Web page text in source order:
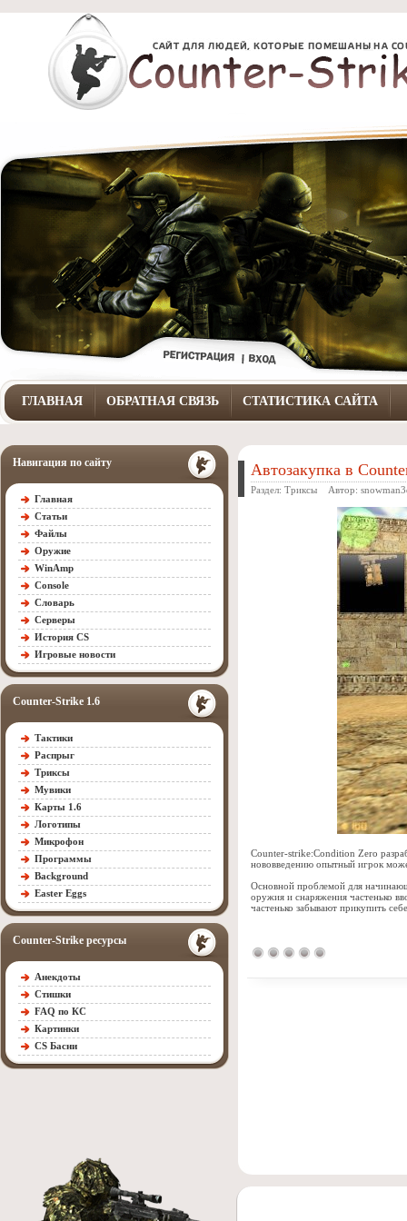
ГЛАВНАЯ ОБРАТНАЯ СВЯЗЬ СТАТИСТИКА САЙТА
Навигация по сайту
Главная
Статьи
Файлы
Оружие
WinAmp
Console
Словарь
Серверы
История CS
Игровые новости
Counter-Strike 1.6
Тактики
Распрыг
Триксы
Мувики
Карты 1.6
Логотипы
Микрофон
Программы
Background
Easter Eggs
Counter-Strike ресурсы
Анекдоты
Стишки
FAQ по КС
Картинки
CS Басни
Автозакупка в
Раздел: Триксы Автор:
Counter-strike:Condition Zero
нововведению опытный игрок
Основной проблемой для
оружия и снаряжения частенько
частенько забывают прикупить